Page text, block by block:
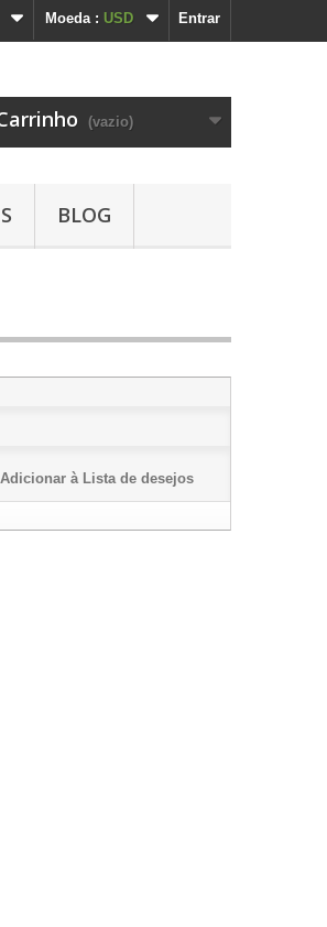
Entrar
Moeda : USD
(vazio)
BLOG
Adicionar à Lista de desejos